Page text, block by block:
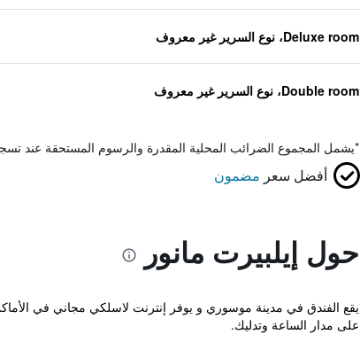
Deluxe room، نوع السرير غير معروف
Double room، نوع السرير غير معروف
*يشمل المجموع الضرائب المحلية المقدرة والرسوم المستحقة عند
أفضل سعر مضمون
حول إيلبيرت مانور
يقع الفندق في مدينة موسوري و يوفر إنترنت لاسلكي مجاني في
على مدار الساعة وتدليك.